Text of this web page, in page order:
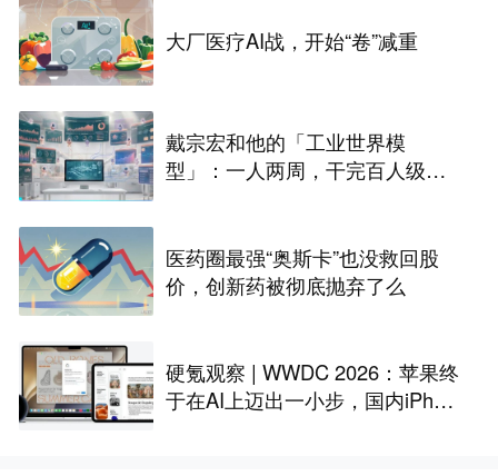
大厂医疗AI战，开始“卷”减重
戴宗宏和他的「工业世界模
型」：一人两周，干完百人级定
医药圈最强“奥斯卡”也没救回股
价，创新药被彻底抛弃了么
硬氪观察 | WWDC 2026：苹果终
于在AI上迈出一小步，国内iPhon